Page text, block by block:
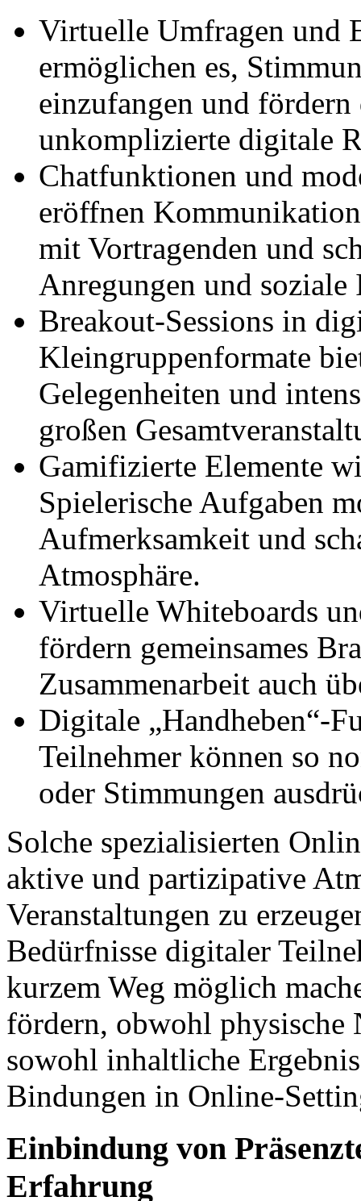
Virtuelle Umfragen und
ermöglichen es,
einzufangen und
unkomplizierte digitale
Chatfunktionen und
eröffnen
mit Vortragenden und
Anregungen und
Breakout-Sessions in
Kleingruppenformate
Gelegenheiten und
großen
Gamifizierte Elemente
Spielerische Aufgaben
Aufmerksamkeit und
Atmosphäre.
Virtuelle Whiteboards
fördern gemeinsames
Zusammenarbeit auch
Digitale „Handheben“-
Teilnehmer können so
oder Stimmungen
Solche spezialisierten
aktive und partizipative
Veranstaltungen zu
Bedürfnisse digitaler
kurzem Weg möglich
fördern, obwohl physische
sowohl inhaltliche
Bindungen in Online-
Einbindung von
Erfahrung